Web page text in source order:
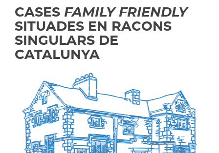
CASES FAMILY FRIENDLY
SITUADES EN RACONS
SINGULARS DE
CATALUNYA